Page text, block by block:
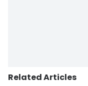
Related Articles